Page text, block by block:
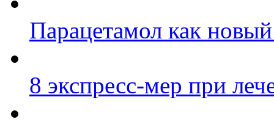
Парацетамол как
8 экспресс-мер при